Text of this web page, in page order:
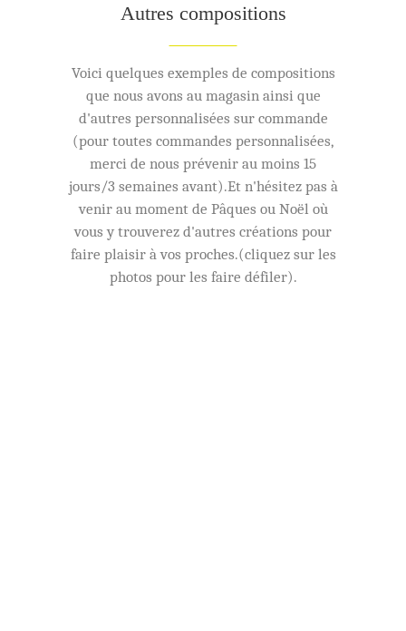
Autres compositions
Voici quelques exemples de compositions
que nous avons au magasin ainsi que
d'autres personnalisées sur commande
(pour toutes commandes personnalisées,
merci de nous prévenir au moins 15
jours/3 semaines avant).Et n'hésitez pas à
venir au moment de Pâques ou Noël où
vous y trouverez d'autres créations pour
faire plaisir à vos proches.(cliquez sur les
photos pour les faire défiler).